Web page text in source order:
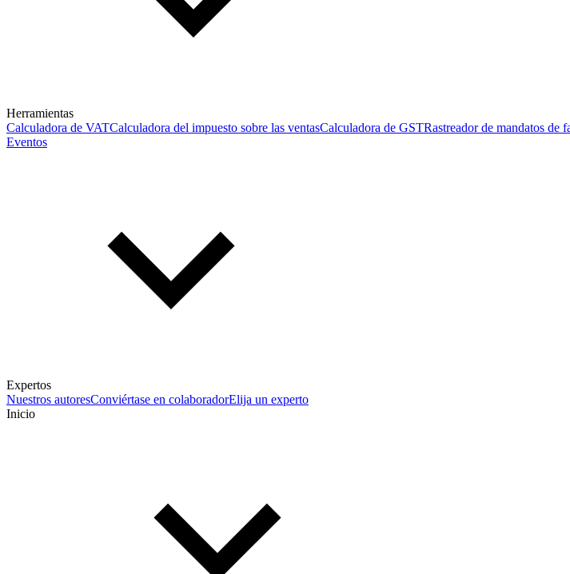
Herramientas
Calculadora de VATCalculadora del impuesto sobre las ventasCalculadora de GSTRastreador de mandatos de
Eventos
Expertos
Nuestros autoresConviértase en colaboradorElija un experto
Inicio